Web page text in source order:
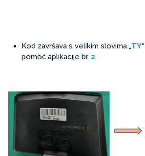
Kod završava s velikim slovima „TY
pomoć aplikacije br. 2.